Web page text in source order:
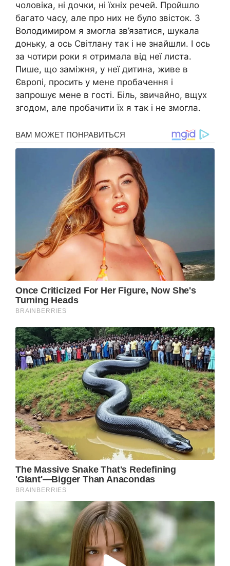
чоловіка, ні дочки, ні їхніх речей. Пройшло
багато часу, але про них не було звісток. З
Володимиром я змогла зв’язатися, шукала
доньку, а ось Світлану так і не знайшли. І ось
за чотири роки я отримала від неї листа.
Пише, що заміжня, у неї дитина, живе в
Європі, просить у мене пробачення і
запрошує мене в гості. Біль, звичайно, вщух
згодом, але пробачити їх я так і не змогла.